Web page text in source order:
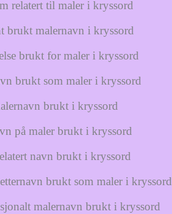
relatert til maler i kryssord
brukt malernavn i kryssord
brukt for maler i kryssord
brukt som maler i kryssord
brukt i kryssord
på maler brukt i kryssord
navn brukt i kryssord
brukt som maler i kryssord
malernavn brukt i kryssord